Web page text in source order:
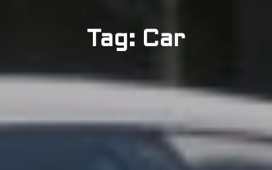
Tag: Car